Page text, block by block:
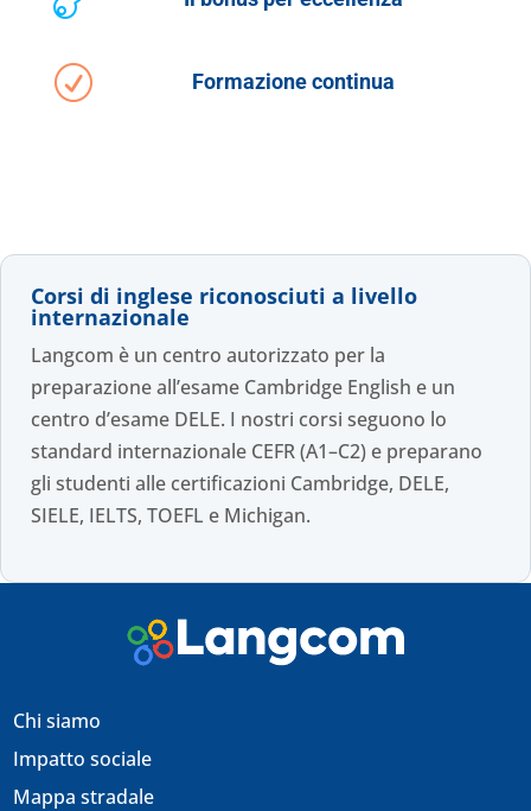
R Formazione continua
Corsi di inglese riconosciuti a livello
internazionale
Langcom è un centro autorizzato per la
preparazione all’esame Cambridge English e un
centro d’esame DELE. I nostri corsi seguono lo
standard internazionale CEFR (A1–C2) e preparano
gli studenti alle certificazioni Cambridge, DELE,
SIELE, IELTS, TOEFL e Michigan.
Chi siamo
Impatto sociale
Mappa stradale